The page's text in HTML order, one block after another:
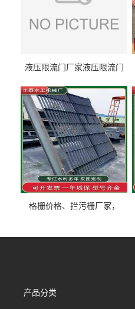
液压限流门厂家液压限流门
泰制造
格栅价格、拦污栅厂家，
产品分类